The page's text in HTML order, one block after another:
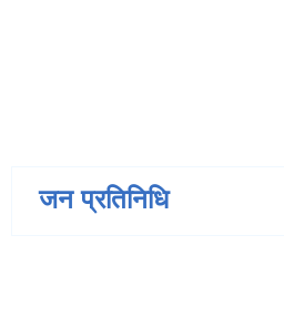
जन प्रतिनिधि